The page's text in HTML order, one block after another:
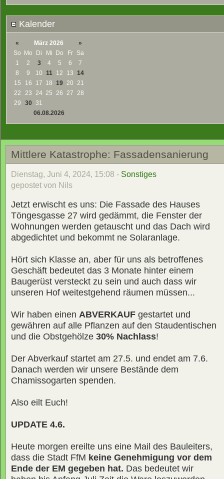
Kalender
« März 2026
»
So Mo Di Mi Do Fr
Sa
1
2 3 4 5 6
7
8
9 10 11 12 13 14
15
16 17 18 19 20 21
22
23 24 25 26 27 28
29
30 31
06.08.2026
Mittlere Katastrophe: Fassadensanierung
Dienstag, Juni 4, 2024, 15:08 - Sonstiges
gepostet von Nils
Jetzt erwischt es uns: Die Fassade des Hauses
Töngesgasse 27 wird gedämmt, die Fenster der
Wohnungen werden getauscht und das Dach wird
abgedichtet und bekommt ne Solaranlage.
Hört sich Klasse an, aber für uns als betroffenes
Geschäft bedeutet das 3 Monate hinter einem
Baugerüst versteckt zu sein und auch dass wir
unseren Hof weitestgehend räumen müssen...
Wir haben einen ABVERKAUF gestartet und
gewähren auf alle Pflanzen auf den Staudentischen
und die Obstgehölze 30% Nachlass!
Der Abverkauf startet am 27.5. und endet am 7.6.
Danach werden wir unsere Bestände dem
Chamissogarten spenden.
Also eilt Euch!
UPDATE 4.6.
Heute morgen ereilte uns eine Mail des Bauleiters,
dass die Stadt FfM keine Genehmigung vor dem
Ende der EM gegeben hat. Das bedeutet wir